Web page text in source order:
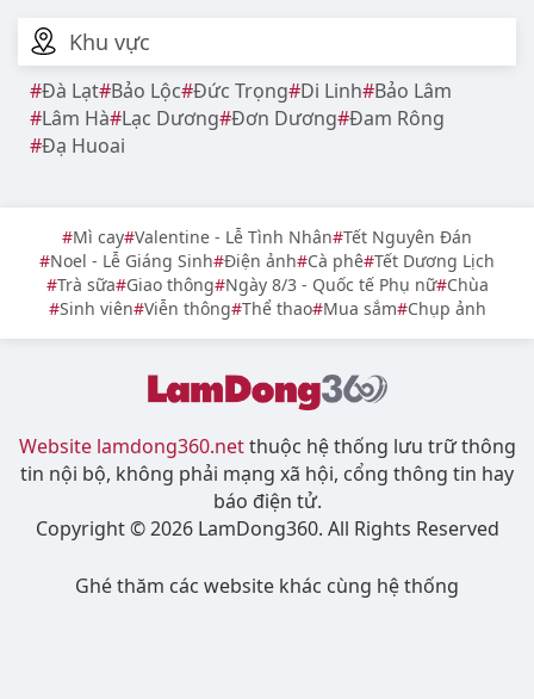
Khu vực
Đà Lạt Bảo Lộc Đức Trọng Di Linh Bảo Lâm
Lâm Hà Lạc Dương Đơn Dương Đam Rông
Đạ Huoai
Mì cay Valentine - Lễ Tình Nhân Tết Nguyên Đán
Noel - Lễ Giáng Sinh Điện ảnh Cà phê Tết Dương Lịch
Trà sữa Giao thông Ngày 8/3 - Quốc tế Phụ nữ Chùa
Sinh viên Viễn thông Thể thao Mua sắm Chụp ảnh
Website lamdong360.netthuộc hệ thống lưu trữ thông
tin nội bộ, không phải mạng xã hội, cổng thông tin hay
báo điện tử.
Copyright © 2026 LamDong360. All Rights Reserved
Ghé thăm các website khác cùng hệ thống